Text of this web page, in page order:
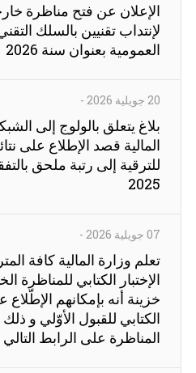
الإعلان عن فتح مناظرة
لإنتداب تقنيين بالسلك
العمومية بعنوان سنة 2026
20 جويلية 2026 -
بلاغ يتعلق بالولوج إلى
المالية قصد الإطلاع على
للترقية إلى رتبة ملحق
2025
07 جويلية 2026 -
تعلم وزارة المالية كافة
الإختبار الكتابي للمناظرة
خزينة أنه بإمكانهم الإطّلاع
الكتابي للقبول الأوّلي و
المناظرة على الرابط التالي